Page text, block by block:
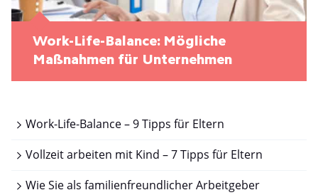
Work-Life-Balance: Mögliche
Maßnahmen für Unternehmen
Work-Life-Balance – 9 Tipps für Eltern
Vollzeit arbeiten mit Kind – 7 Tipps für Eltern
Wie Sie als familienfreundlicher Arbeitgeber